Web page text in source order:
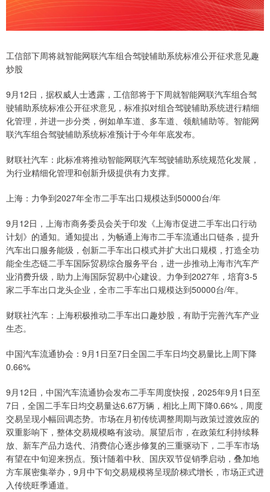
工信部下周将就智能网联汽车组合驾驶辅助系统标准公开征求意见趣
炒股
9月12日，据权威人士透露，工信部将于下周就智能网联汽车组合驾
驶辅助系统标准公开征求意见，标准拟对组合驾驶辅助系统进行精细
化管理，并进一步分类，例如单车道、多车道、领航辅助等。智能网
联汽车组合驾驶辅助系统标准预计于今年年底发布。
财联社汽车：此标准将推动智能网联汽车驾驶辅助系统规范化发展，
为行业精细化管理和创新升级提供有力支撑。
上海：力争到2027年全市二手车出口规模达到50000台/年
9月12日，上海市商务委员会关于印发《上海市促进二手车出口行动
计划》的通知。通知提出，为畅通上海市二手车流通出口链条，提升
汽车出口服务能级，创新二手车出口模式并扩大出口规模，打造全功
能全生态链二手车国际贸易综合服务平台，进一步推动上海市汽车产
业消费升级，助力上海国际贸易中心建设。力争到2027年，培育3-5
家二手车出口龙头企业，全市二手车出口规模达到50000台/年。
财联社汽车：上海积极推动二手车出口趣炒股，有助于完善汽车产业
生态。
中国汽车流通协会：9月1日至7日全国二手车日均交易量比上周下降
0.66%
9月12日，中国汽车流通协会发布二手车周度快报，2025年9月1日至
7日，全国二手车日均交易量达6.67万辆，相比上周下降0.66%，周度
交易呈现小幅回调态势。市场在月初传统调整周期与政策过渡效应的
双重影响下，整体交易规模略有波动。展望后市，在政策红利持续释
放、新车产品力迭代、消费信心逐步修复的三重驱动下，二手车市场
有望在中旬迎来拐点。预计随着中秋、国庆双节促销季启动，叠加地
方车展密集举办，9月中下旬交易规模将呈现阶梯式增长，市场正式进
入传统旺季通道。